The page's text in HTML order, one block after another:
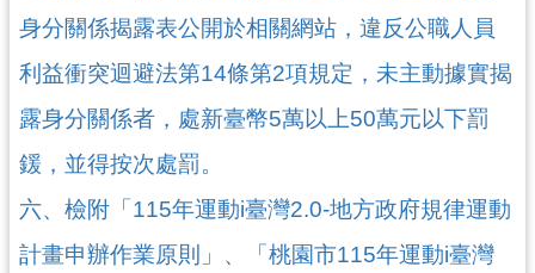
動
園
音
頻
道
身分關係揭露表公開於相關網站，違反公職人員
利益衝突迴避法第14條第2項規定，未主動據實揭
露身分關係者，處新臺幣5萬以上50萬元以下罰
鍰，並得按次處罰。
六、檢附「115年運動i臺灣2.0-地方政府規律運動
計畫申辦作業原則」、「桃園市115年運動i臺灣